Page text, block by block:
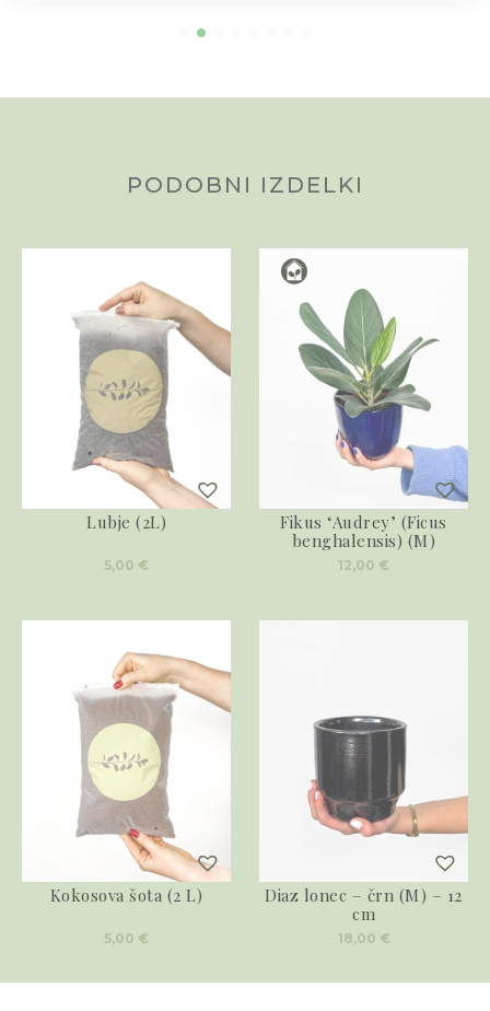
PODOBNI IZDELKI
Lubje (2L)
5,00 €
Fikus ‘Audrey’ (Ficus
benghalensis) (M)
12,00 €
Kokosova šota (2 L)
5,00 €
Diaz lonec – črn (M) – 12
cm
18,00 €